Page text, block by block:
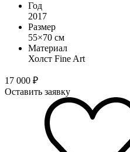
Год
2017
Размер
55×70 см
Материал
Холст Fine Art
17 000 ₽
Оставить заявку